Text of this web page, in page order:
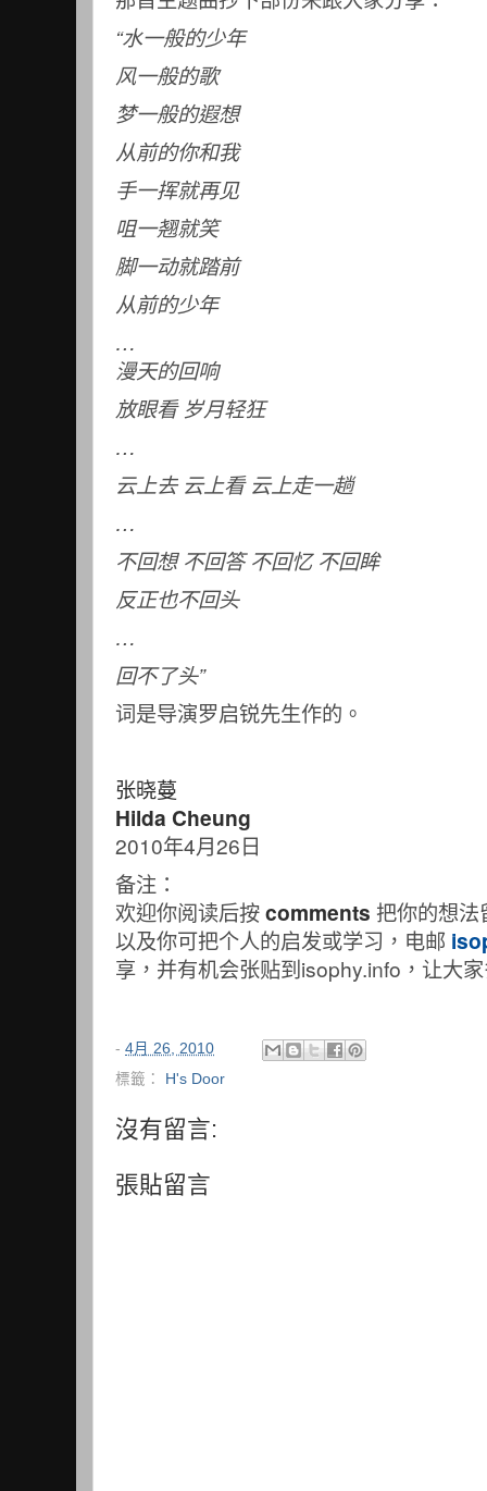
“水一般的少年
风一般的歌
梦一般的遐想
从前的你和我
手一挥就再见
咀一翘就笑
脚一动就踏前
从前的少年
…
漫天的回响
放眼看 岁月轻狂
…
云上去 云上看 云上走一趟
…
不回想 不回答 不回忆 不回眸
反正也不回头
…
回不了头”
词是导演罗启锐先生作的。
张晓蔓
Hilda Cheung
2010年4月26日
备注：
欢迎你阅读后按comments 把你的想法
以及你可把个人的启发或学习，电邮
享，并有机会张贴到isophy.info，让大
- 4月 26, 2010
標籤：
H's Door
沒有留言:
張貼留言